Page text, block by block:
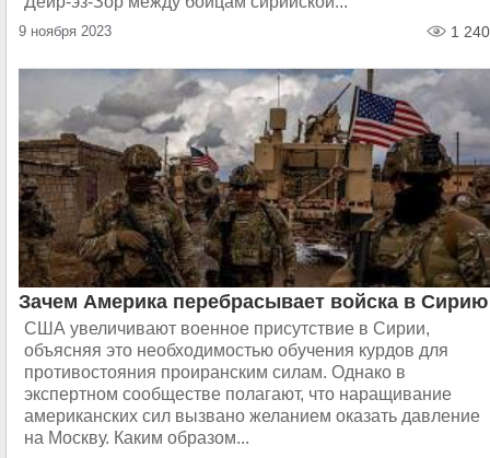
9 ноября 2023 1 240
Зачем Америка перебрасывает войска в Сирию
США увеличивают военное присутствие в Сирии,
объясняя это необходимостью обучения курдов для
противостояния проиранским силам. Однако в
экспертном сообществе полагают, что наращивание
американских сил вызвано желанием оказать давление
на Москву. Каким образом...